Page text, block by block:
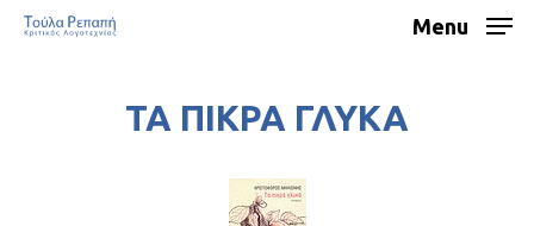
Menu
ΤΑ ΠΙΚΡΑ ΓΛΥΚΑ